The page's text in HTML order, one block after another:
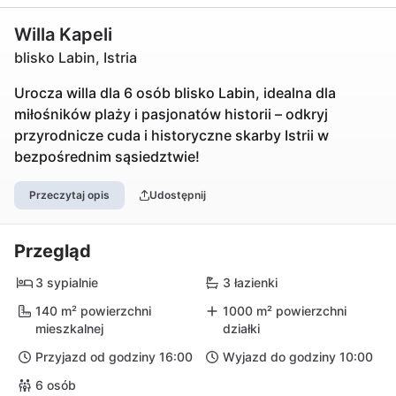
Willa Kapeli
blisko Labin, Istria
Urocza willa dla 6 osób blisko Labin, idealna dla
miłośników plaży i pasjonatów historii – odkryj
przyrodnicze cuda i historyczne skarby Istrii w
bezpośrednim sąsiedztwie!
Przeczytaj opis Udostępnij
Przegląd
3 sypialnie
3 łazienki
140 m² powierzchni
mieszkalnej
1000 m² powierzchni
działki
Przyjazd od godziny 16:00
Wyjazd do godziny 10:00
6 osób